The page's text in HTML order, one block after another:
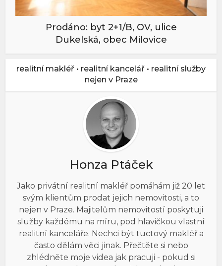
Prodáno: byt 2+1/B, OV, ulice
Dukelská, obec Milovice
realitní makléř • realitní kancelář • realitní služby
nejen v Praze
Honza Ptáček
Jako privátní realitní makléř pomáhám již 20 let
svým klientům prodat jejich nemovitosti, a to
nejen v Praze. Majitelům nemovitostí poskytuji
služby každému na míru, pod hlavičkou vlastní
realitní kanceláře. Nechci být tuctový makléř a
často dělám věci jinak. Přečtěte si nebo
zhlédněte moje videa jak pracuji - pokud si